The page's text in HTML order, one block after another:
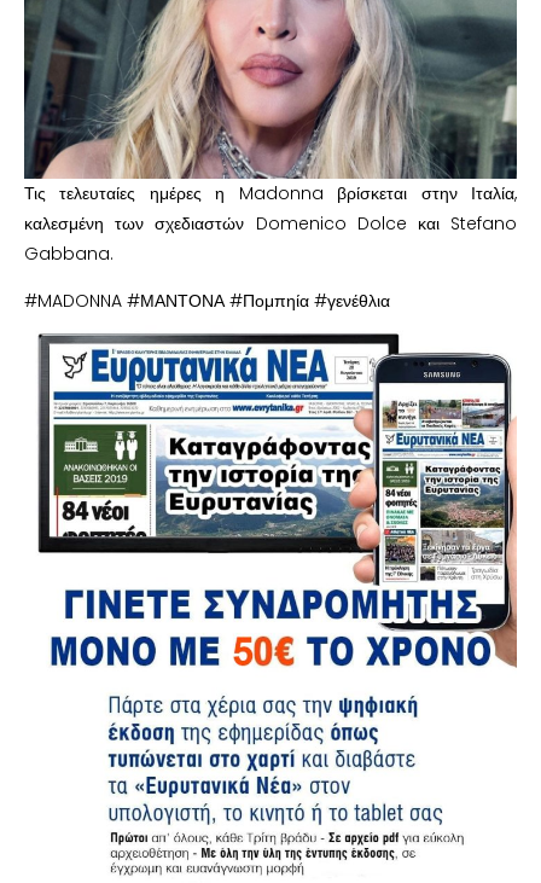
Τις τελευταίες ημέρες η Madonna βρίσκεται στην Ιταλία,
καλεσμένη των σχεδιαστών Domenico Dolce και Stefano
Gabbana.
#MADONNA #ΜΑΝΤΟΝΑ #Πομπηία #γενέθλια